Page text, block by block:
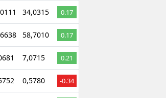
34,0315 0.17
58,7010 0.17
7,0715 0.21
0,5780 -0.34